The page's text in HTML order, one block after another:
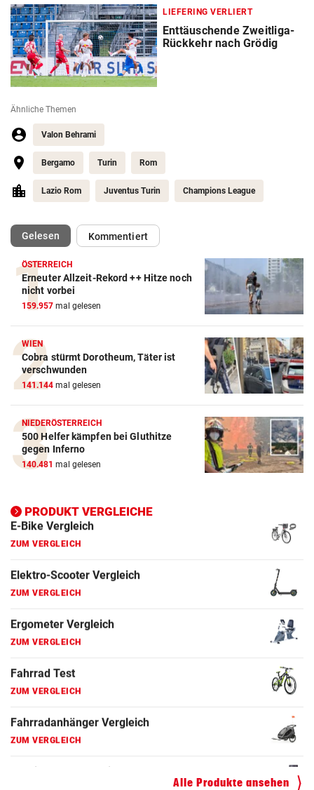
LIEFERING VERLIERT
Enttäuschende Zweitliga-
Rückkehr nach Grödig
Ähnliche Themen
Valon Behrami
Bergamo Turin Rom
Lazio Rom Juventus Turin Champions League
Gelesen(ausgewählt)Kommentiert
ÖSTERREICH
Erneuter Allzeit-Rekord ++ Hitze noch
nicht vorbei
159.957 mal gelesen
WIEN
Cobra stürmt Dorotheum, Täter ist
verschwunden
141.144 mal gelesen
NIEDERÖSTERREICH
500 Helfer kämpfen bei Gluthitze
gegen Inferno
140.481 mal gelesen
PRODUKT VERGLEICHE
Action-Cam Vergleich
ZUM VERGLEICH
Crosstrainer Vergleich
ZUM VERGLEICH
E-Bike Vergleich
ZUM VERGLEICH
Elektro-Scooter Vergleich
ZUM VERGLEICH
ZUM VERGLEICH
Fahrrad Test
Fahrradanhänger Vergleich
Faszienrolle Vergleich
Kinderfahrrad Vergleich
Alle Produkte ansehen